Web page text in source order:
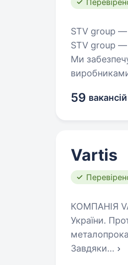
STV group —
STV group —
Ми
59 вакансій
Vartis
КОМПАНІЯ
України.
Завдяки…